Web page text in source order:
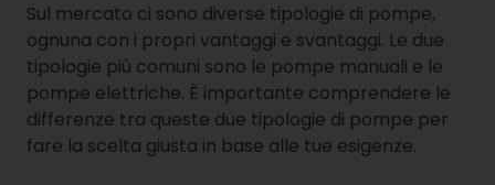
Sul mercato ci sono diverse tipologie di pompe,
ognuna con i propri vantaggi e svantaggi. Le due
tipologie più comuni sono le pompe manuali e le
pompe elettriche. È importante comprendere le
differenze tra queste due tipologie di pompe per
fare la scelta giusta in base alle tue esigenze.